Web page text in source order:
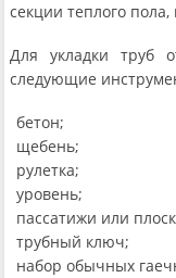
секции теплого
Для укладки труб
следующие
бетон;
щебень;
рулетка;
уровень;
пассатижи или
трубный ключ;
набор обычных